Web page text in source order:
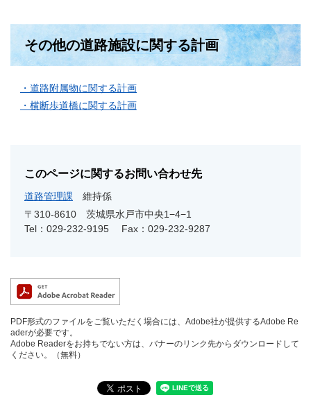
その他の道路施設に関する計画
・道路附属物に関する計画
・横断歩道橋に関する計画
このページに関するお問い合わせ先
道路管理課
維持係
〒310-8610
茨城県水戸市中央1−4−1
Tel：029-232-9195
Fax：029-232-9287
PDF形式のファイルをご覧いただく場合には、Adobe社が提供するAdobe Re
aderが必要です。
Adobe Readerをお持ちでない方は、バナーのリンク先からダウンロードして
ください。（無料）